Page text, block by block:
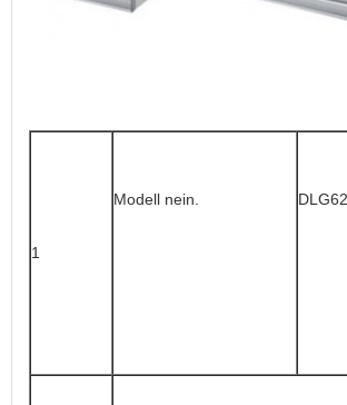
1
Modell nein.